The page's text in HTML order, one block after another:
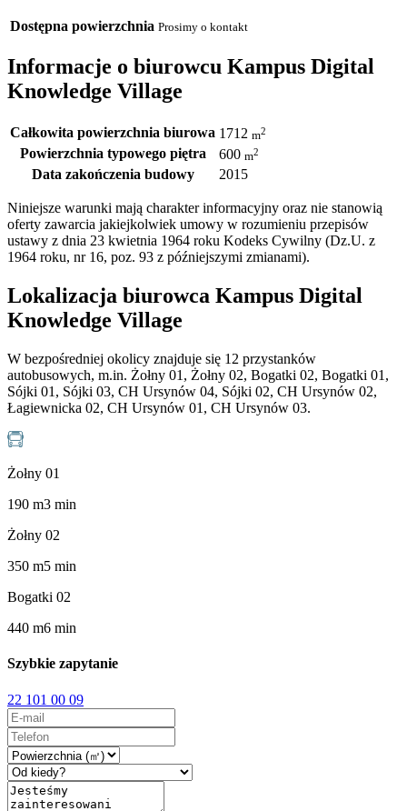
Dostępna powierzchnia Prosimy o kontakt
Informacje o biurowcu Kampus Digital
Knowledge Village
Całkowita powierzchnia biurowa 1712 m2
Powierzchnia typowego piętra 600 m2
Data zakończenia budowy 2015
Niniejsze warunki mają charakter informacyjny oraz nie stanowią
oferty zawarcia jakiejkolwiek umowy w rozumieniu przepisów
ustawy z dnia 23 kwietnia 1964 roku Kodeks Cywilny (Dz.U. z
1964 roku, nr 16, poz. 93 z późniejszymi zmianami).
Lokalizacja biurowca Kampus Digital
Knowledge Village
W bezpośredniej okolicy znajduje się 12 przystanków
autobusowych, m.in. Żołny 01, Żołny 02, Bogatki 02, Bogatki 01,
Sójki 01, Sójki 03, CH Ursynów 04, Sójki 02, CH Ursynów 02,
Łagiewnicka 02, CH Ursynów 01, CH Ursynów 03.
Żołny 01
190 m3 min
Żołny 02
350 m5 min
Bogatki 02
440 m6 min
Szybkie zapytanie
22 101 00 09